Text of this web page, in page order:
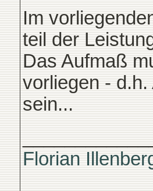
Im
teil der
Das Aufmaß
vorliegen -
sein...
Florian